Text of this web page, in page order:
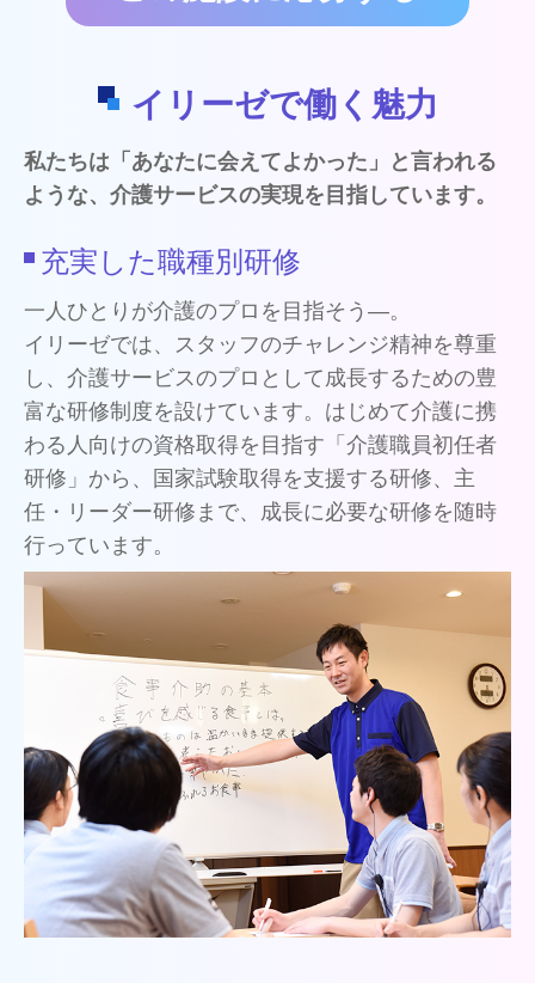
イリーゼで働く魅力
私たちは「あなたに会えてよかった」と言われる
ような、介護サービスの実現を目指しています。
充実した職種別研修
一人ひとりが介護のプロを目指そう―。
イリーゼでは、スタッフのチャレンジ精神を尊重
し、介護サービスのプロとして成長するための豊
富な研修制度を設けています。はじめて介護に携
わる人向けの資格取得を目指す「介護職員初任者
研修」から、国家試験取得を支援する研修、主
任・リーダー研修まで、成長に必要な研修を随時
行っています。